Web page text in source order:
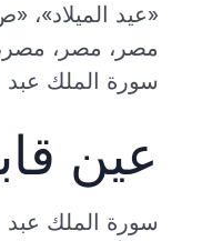
«عيد
مصر، مصر، مصر،
سورة الملك
عين
سورة الملك عبد